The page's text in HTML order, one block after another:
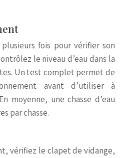
plusieurs fois pour vérifier son
le niveau d’eau dans la
Un test complet permet de
avant d’utiliser à
moyenne, une chasse d’eau
par chasse.
vérifiez le clapet de vidange,